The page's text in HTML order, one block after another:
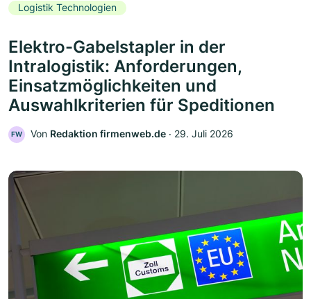
Logistik Technologien
Elektro-Gabelstapler in der
Intralogistik: Anforderungen,
Einsatzmöglichkeiten und
Auswahlkriterien für Speditionen
FW Von Redaktion firmenweb.de ‧ 29. Juli 2026